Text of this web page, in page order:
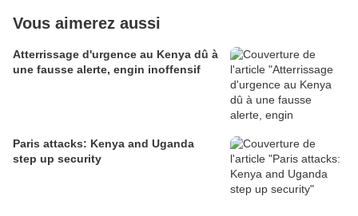
Vous aimerez aussi
Atterrissage d'urgence au Kenya dû à
une fausse alerte, engin inoffensif
Paris attacks: Kenya and Uganda
step up security